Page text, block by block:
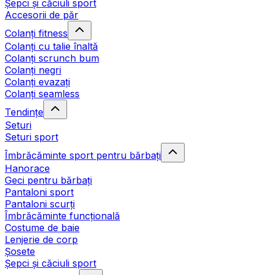
Șepci și căciuli sport
Accesorii de păr
Colanți fitness
Colanți cu talie înaltă
Colanți scrunch bum
Colanți negri
Colanți evazați
Colanți seamless
Tendințe
Seturi
Seturi sport
Îmbrăcăminte sport pentru bărbați
Hanorace
Geci pentru bărbați
Pantaloni sport
Pantaloni scurți
Îmbrăcăminte funcțională
Costume de baie
Lenjerie de corp
Șosete
Șepci și căciuli sport